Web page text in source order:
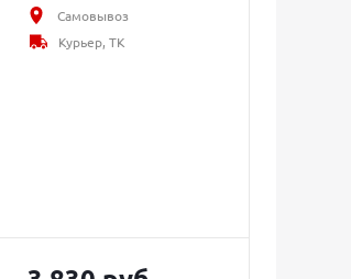
Самовывоз
Курьер, ТК